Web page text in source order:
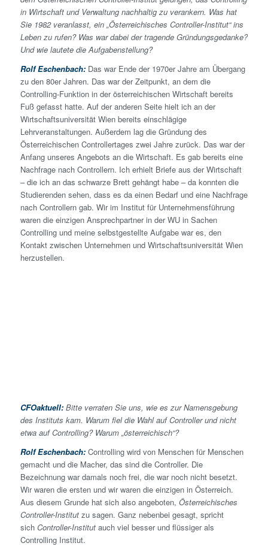
in Wirtschaft und Verwaltung nachhaltig zu verankern. Was hat
Sie 1982 veranlasst, ein „Österreichisches Controller-Institut“ ins
Leben zu rufen? Was war dabei der tragende Gründungsgedanke?
Und wie lautete die Aufgaben­stellung?
Rolf Eschenbach:Das war Ende der 1970er Jahre am Übergang
zu den 80er Jahren. Das war der Zeitpunkt, an dem die
Controlling-Funktion in der österreichischen Wirtschaft bereits
Fuß gefasst hatte. Auf der anderen Seite hielt ich an der
Wirtschaftsuniversität Wien bereits einschlägige
Lehrveranstaltungen. Außerdem lag die Gründung des
Österreichischen Controllertages zwei Jahre zurück. Das war der
Anfang unseres Angebots an die Wirtschaft. Es gab bereits eine
Nachfrage nach Controllern. Ich erhielt Briefe aus der Wirtschaft
– die ich an das schwarze Brett gehängt habe – da konnten die
Studierenden sehen, dass es da einen Bedarf und eine Nachfrage
nach Controllern gab. Wir im Institut für Unternehmensführung
waren die einzigen Ansprechp­artner in der WU in Sachen
Controlling und meine selbstgestellte Aufgabe war es, den
Kontakt zwischen Unternehmen und Wirtschaftsuniversität Wien
herzustellen.
CFOaktuell: Bitte verraten Sie uns, wie es zur Namensgebung
des Instituts kam. Warum fiel die Wahl auf Controller und nicht
etwa auf Controlling? Warum „österreichisch“?
Rolf Eschenbach:Controlling wird von Menschen für Menschen
gemacht und die Macher, das sind die Controller. Die
Bezeichnung war damals noch frei, die war noch nicht besetzt.
Wir waren die ersten und wir waren die einzigen in Österreich.
Aus diesem Grunde hat sich also angeboten, Österreichisches
Controller-Institutzu sagen. Ganz nebenbei gesagt, spricht
sich Controller-Institutauch viel besser und flüssiger als
Controlling Institut.